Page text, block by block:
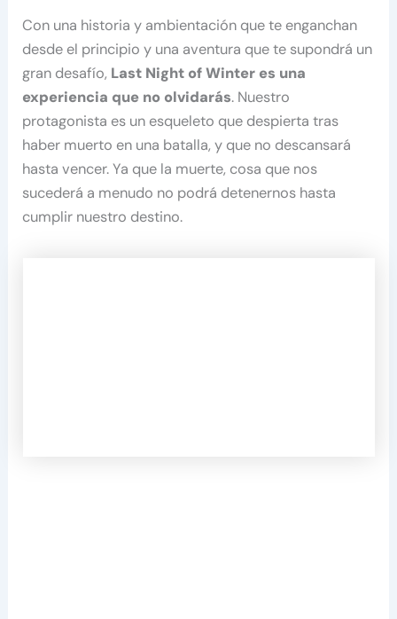
Con una historia y ambientación que te enganchan
desde el principio y una aventura que te supondrá un
gran desafío, Last Night of Winter es una
experiencia que no olvidarás. Nuestro
protagonista es un esqueleto que despierta tras
haber muerto en una batalla, y que no descansará
hasta vencer. Ya que la muerte, cosa que nos
sucederá a menudo no podrá detenernos hasta
cumplir nuestro destino.